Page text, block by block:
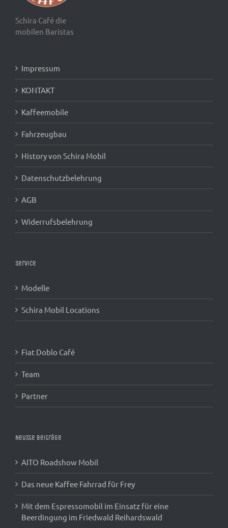
Schira Café die
mobilen Baristas
Impressum
KONTAKT
Kaffeemobile
Fahrzeugbau
History von Schira Mobil
Datenschutzbelehrung
AGB
Widerrufsbelehrung
Service
Modelle
Schira Mobil Locations
Fiat Doblo Café
Team
Partner
Neuste Beiträge
AITO Roadshow Mobil
Das neue Kaffee Fahrrad für Frey
Mit dem Espressomobil im Einsatz für eine
Beerdingung im Friedwald Reihardswald